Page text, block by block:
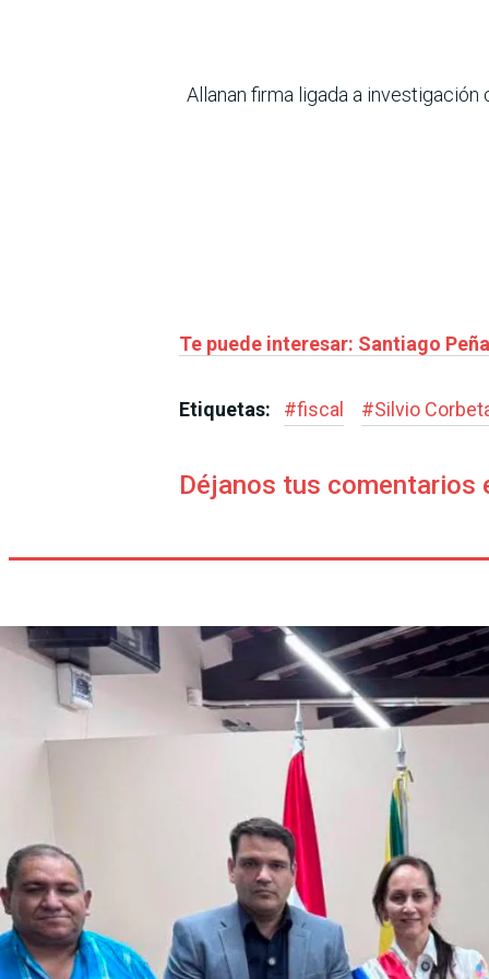
Allanan firma ligada a
Te puede interesar: Santiago
Etiquetas: #fiscal #Silvio
Déjanos tus comentarios